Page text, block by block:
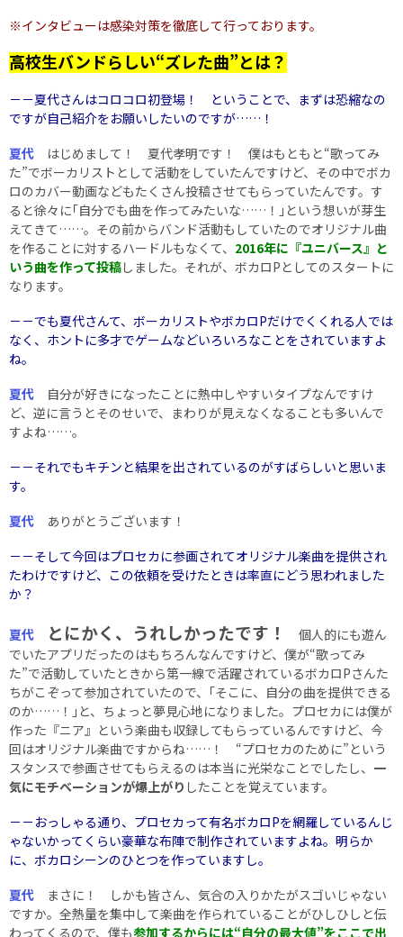
※インタビューは感染対策を徹底して行っております。
高校生バンドらしい“ズレた曲”とは？
－－夏代さんはコロコロ初登場！ ということで、まずは恐縮なの
ですが自己紹介をお願いしたいのですが……！
夏代 はじめまして！ 夏代孝明です！ 僕はもともと“歌ってみ
た”でボーカリストとして活動をしていたんですけど、その中でボカ
ロのカバー動画などもたくさん投稿させてもらっていたんです。す
ると徐々に｢自分でも曲を作ってみたいな……！｣という想いが芽生
えてきて……。その前からバンド活動もしていたのでオリジナル曲
を作ることに対するハードルもなくて、 2016年に『ユニバース』と
いう曲を作って投稿しました。それが、ボカロPとしてのスタートに
なります。
－－でも夏代さんて、ボーカリストやボカロPだけでくくれる人では
なく、ホントに多才でゲームなどいろいろなことをされていますよ
ね。
夏代 自分が好きになったことに熱中しやすいタイプなんですけ
ど、逆に言うとそのせいで、まわりが見えなくなることも多いんで
すよね……。
－－それでもキチンと結果を出されているのがすばらしいと思いま
す。
夏代 ありがとうございます！
－－そして今回はプロセカに参画されてオリジナル楽曲を提供され
たわけですけど、この依頼を受けたときは率直にどう思われました
か？
夏代 とにかく、うれしかったです！
個人的にも遊ん
でいたアプリだったのはもちろんなんですけど、僕が“歌ってみ
た”で活動していたときから第一線で活躍されているボカロPさんた
ちがこぞって参加されていたので、｢そこに、自分の曲を提供できる
のか……！｣と、ちょっと夢見心地になりました。プロセカには僕が
作った『ニア』という楽曲も収録してもらっているんですけど、今
回はオリジナル楽曲ですからね……！ “プロセカのために”という
スタンスで参画させてもらえるのは本当に光栄なことでしたし、 一
気にモチベーションが爆上がり したことを覚えています。
－－おっしゃる通り、プロセカって有名ボカロPを網羅しているんじ
ゃないかってくらい豪華な布陣で制作されていますよね。明らか
に、ボカロシーンのひとつを作っていますし。
夏代 まさに！ しかも皆さん、気合の入りかたがスゴいじゃない
ですか。全熱量を集中して楽曲を作られていることがひしひしと伝
わってくるので、僕も参加するからには“自分の最大値”をここで出